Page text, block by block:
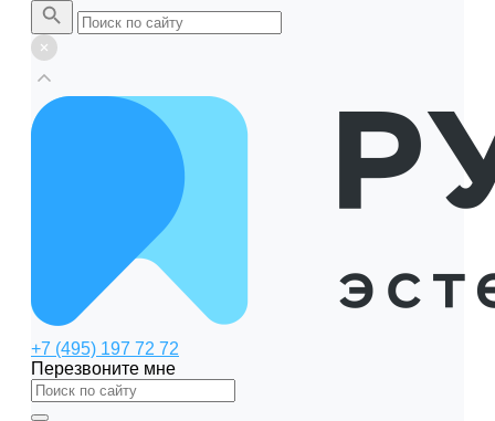
+7 (495) 197 72 72
Перезвоните мне